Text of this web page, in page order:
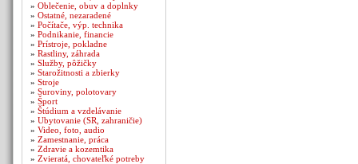
» Oblečenie, obuv a doplnky
» Ostatné, nezaradené
» Počítače, výp. technika
» Podnikanie, financie
» Prístroje, pokladne
» Rastliny, záhrada
» Služby, pôžičky
» Starožitnosti a zbierky
» Stroje
» Suroviny, polotovary
» Šport
» Štúdium a vzdelávanie
» Ubytovanie (SR, zahraničie)
» Video, foto, audio
» Zamestnanie, práca
» Zdravie a kozemtika
» Zvieratá, chovateľké potreby